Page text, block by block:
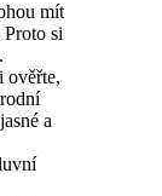
mít
si
ověřte,
a